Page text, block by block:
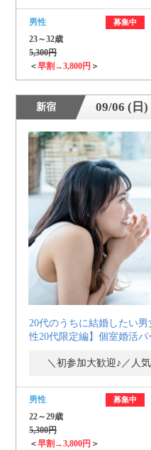
男性 募集中
23～32歳
5,300円
＜早割→3,800円 ＞
新宿 09/06 (日)
20代のうちに結婚したい
性20代限定編】個室婚活パ
＼初参加大歓迎♪／人
男性 募集中
22～29歳
5,300円
＜早割→3,800円 ＞